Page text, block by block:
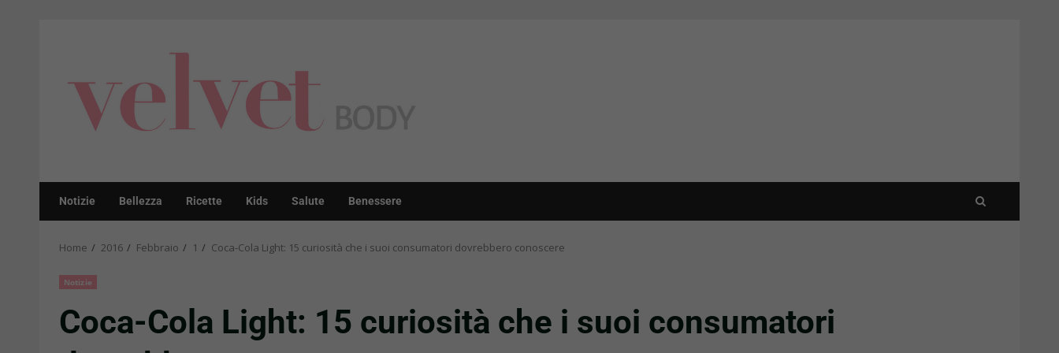
Notizie Bellezza Ricette Kids Salute Benessere
Home 2016 Febbraio 1 Coca-Cola Light: 15 curiosità che i suoi consumatori dovrebbero conoscere
Notizie
Coca-Cola Light: 15 curiosità che i suoi consumatori